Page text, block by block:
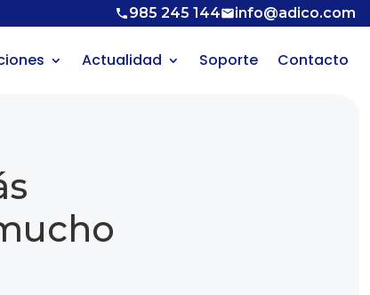
985 245 144 info@adico.com
Actualidad Soporte Contacto